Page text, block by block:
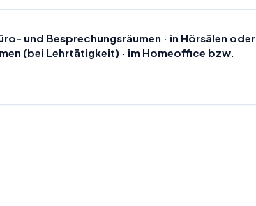
und Besprechungsräumen · in Hörsälen oder
(bei Lehrtätigkeit) · im Homeoffice bzw.